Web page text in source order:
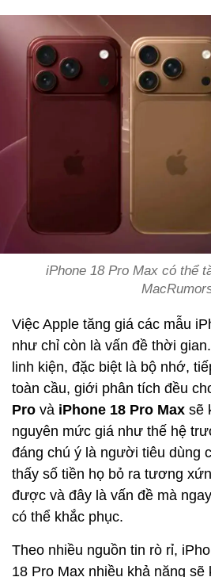
iPhone 18 Pro Max có thể
Việc Apple tăng giá các mẫu
như chỉ còn là vấn đề thời
linh kiện, đặc biệt là bộ nhớ,
toàn cầu, giới phân tích đều
Pro và iPhone 18 Pro Max sẽ
nguyên mức giá như thế hệ
đáng chú ý là người tiêu dùng
thấy số tiền họ bỏ ra tương
được và đây là vấn đề mà
có thể khắc phục.
Theo nhiều nguồn tin rò rỉ,
18 Pro Max nhiều khả năng sẽ